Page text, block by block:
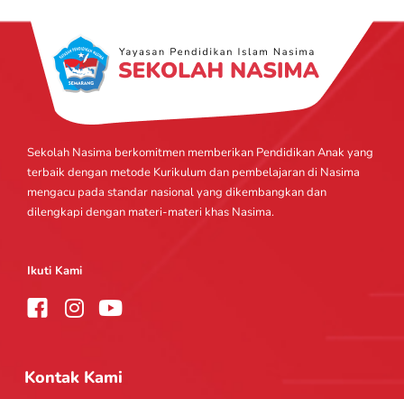
Sekolah Nasima berkomitmen memberikan Pendidikan Anak yang
terbaik dengan metode Kurikulum dan pembelajaran di Nasima
mengacu pada standar nasional yang dikembangkan dan
dilengkapi dengan materi-materi khas Nasima.
Ikuti Kami
I
t
Y
t
Kontak Kami